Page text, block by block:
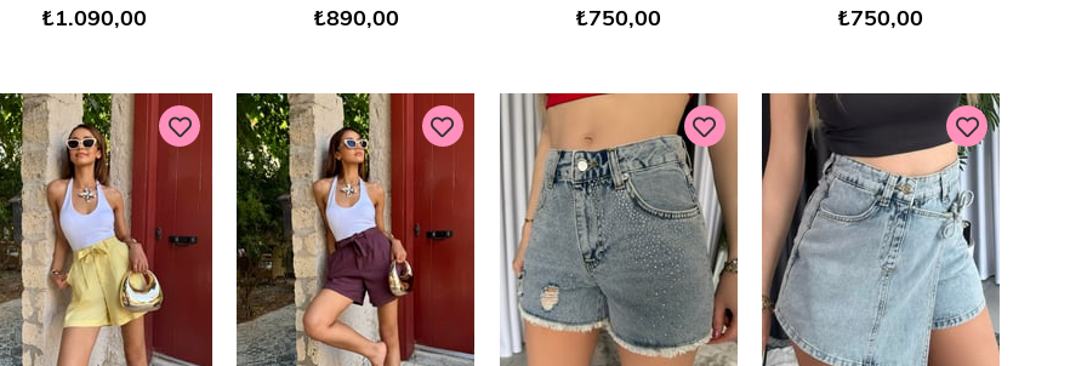
₺1.090,00 ₺890,00 ₺750,00 ₺750,00